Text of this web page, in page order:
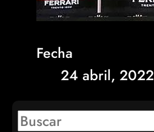
Fecha
24 abril, 2022
S